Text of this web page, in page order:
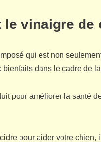
le vinaigre
qui est non
dans le cadre de
pour améliorer la santé
pour aider votre chien,